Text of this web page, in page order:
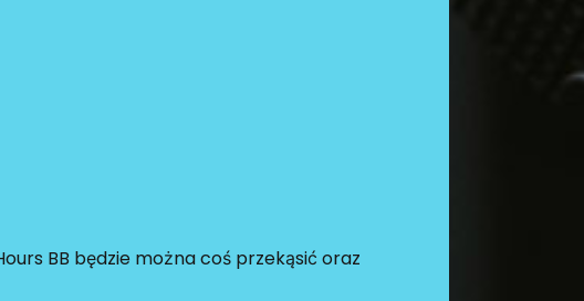
BB będzie można coś przekąsić oraz